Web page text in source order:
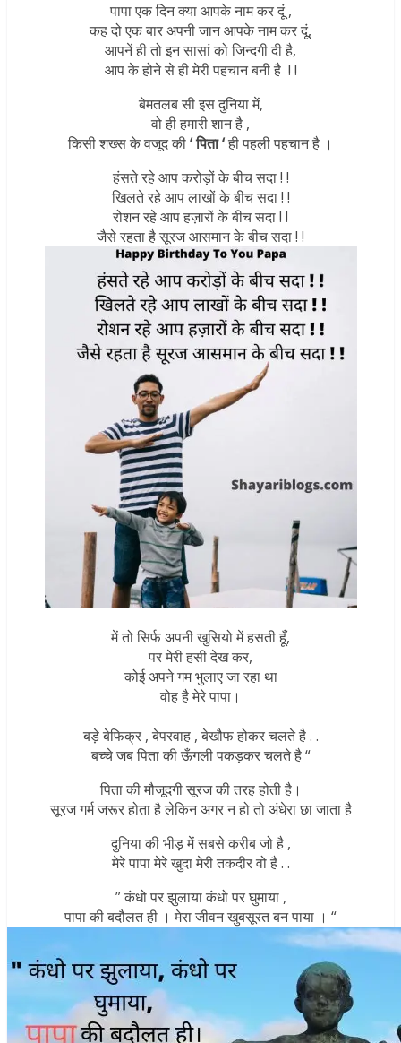
पापा एक दिन क्या आपके नाम कर दूं ,
कह दो एक बार अपनी जान आपके नाम कर दूं,
आपनें ही तो इन सासां को जिन्दगी दी है,
आप के होने से ही मेरी पहचान बनी है ! !
बेमतलब सी इस दुनिया में,
वो ही हमारी शान है ,
किसी शख्स के वजूद की‘ पिता ‘ही पहली पहचान है ।
हंसते रहे आप करोड़ों के बीच सदा ! !
खिलते रहे आप लाखों के बीच सदा ! !
रोशन रहे आप हज़ारों के बीच सदा ! !
जैसे रहता है सूरज आसमान के बीच सदा ! !
में तो सिर्फ अपनी खुसियो में हसती हूँ,
पर मेरी हसी देख कर,
कोई अपने गम भुलाए जा रहा था
वोह है मेरे पापा।
बड़े बेफिक्र , बेपरवाह , बेखौफ होकर चलते है . .
बच्चे जब पिता की ऊँगली पकड़कर चलते है “
पिता की मौजूदगी सूरज की तरह होती है।
सूरज गर्म जरूर होता है लेकिन अगर न हो तो अंधेरा छा जाता है
दुनिया की भीड़ में सबसे करीब जो है ,
मेरे पापा मेरे खुदा मेरी तकदीर वो है . .
” कंधो पर झुलाया कंधो पर घुमाया ,
पापा की बदौलत ही । मेरा जीवन खुबसूरत बन पाया । “